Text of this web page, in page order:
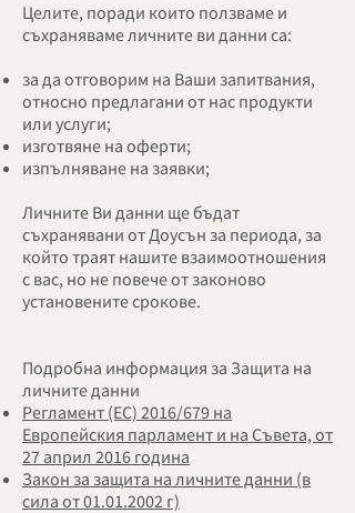
Целите, поради които ползваме и
съхраняваме личните ви данни са:
за да отговорим на Ваши запитвания,
относно предлагани от нас продукти
или услуги;
изготвяне на оферти;
изпълняване на заявки;
Личните Ви данни ще бъдат
съхранявани от Доусън за периода, за
който траят нашите взаимоотношения
с вас, но не повече от законово
установените срокове.
Подробна информация за Защита на
личните данни
Регламент (ЕС) 2016/679 на
Европейския парламент и на Съвета, от
27 април 2016 година
Закон за защита на личните данни (в
сила от 01.01.2002 г)